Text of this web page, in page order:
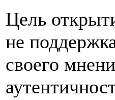
Цель
не
своего